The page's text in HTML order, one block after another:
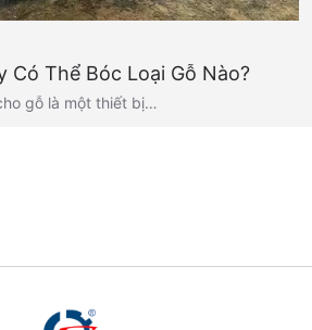
Có Thể Bóc Loại Gỗ Nào?
gỗ là một thiết bị…